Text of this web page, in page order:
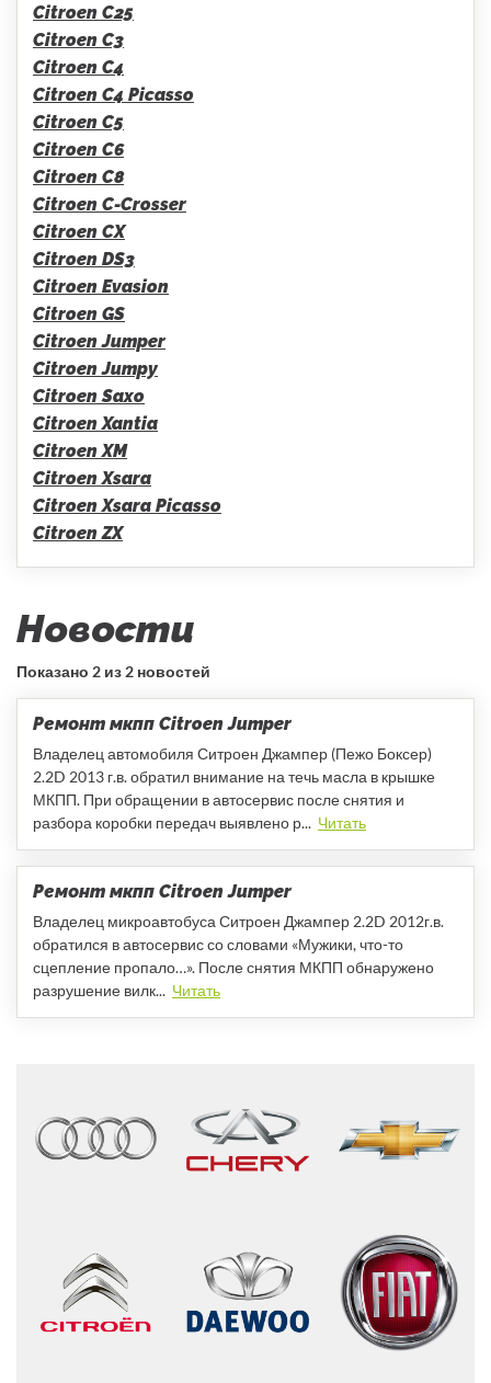
Citroen C25
Citroen C3
Citroen C4
Citroen C4 Picasso
Citroen C5
Citroen C6
Citroen C8
Citroen C-Crosser
Citroen CX
Citroen DS3
Citroen Evasion
Citroen GS
Citroen Jumper
Citroen Jumpy
Citroen Saxo
Citroen Xantia
Citroen XM
Citroen Xsara
Citroen Xsara Picasso
Citroen ZX
Новости
Показано 2 из 2 новостей
Ремонт мкпп Citroen Jumper
Владелец автомобиля Ситроен Джампер (Пежо Боксер)
2.2D 2013 г.в. обратил внимание на течь масла в крышке
МКПП. При обращении в автосервис после снятия и
разбора коробки передач выявлено р... Читать
Ремонт мкпп Citroen Jumper
Владелец микроавтобуса Ситроен Джампер 2.2D 2012г.в.
обратился в автосервис со словами «Мужики, что-то
сцепление пропало…». После снятия МКПП обнаружено
разрушение вилк... Читать